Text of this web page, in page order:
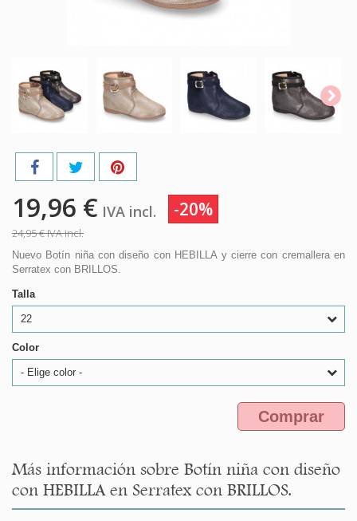
19,96 € IVA incl. -20%
24,95 €IVA incl.
Nuevo Botín niña con diseño con HEBILLA y cierre con cremallera en
Serratex con BRILLOS.
Talla
22
Color
- Elige color -
Comprar
Más información sobre Botín niña con diseño
con HEBILLA en Serratex con BRILLOS.